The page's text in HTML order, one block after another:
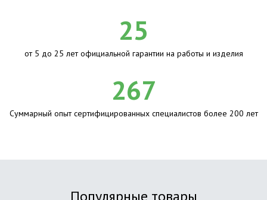
25
от 5 до 25 лет официальной гарантии на работы и изделия
267
Суммарный опыт сертифицированных специалистов более 200 лет
Популярные товары